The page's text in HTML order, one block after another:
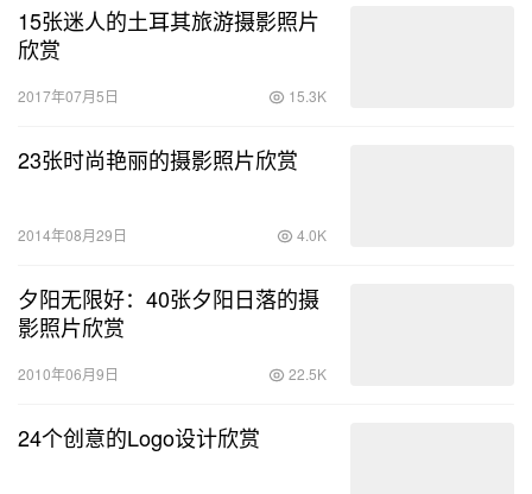
15张迷人的土耳其旅游摄影照片
欣赏
2017年07月5日 15.3K
23张时尚艳丽的摄影照片欣赏
2014年08月29日 4.0K
夕阳无限好：40张夕阳日落的摄
影照片欣赏
2010年06月9日 22.5K
24个创意的Logo设计欣赏